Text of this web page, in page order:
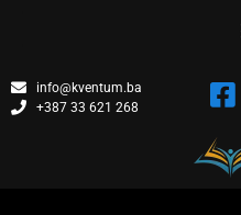
info@kventum.ba
+387 33 621 268